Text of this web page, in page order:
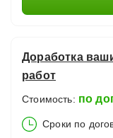
Доработка
работ
Стоимость: по
Сроки по